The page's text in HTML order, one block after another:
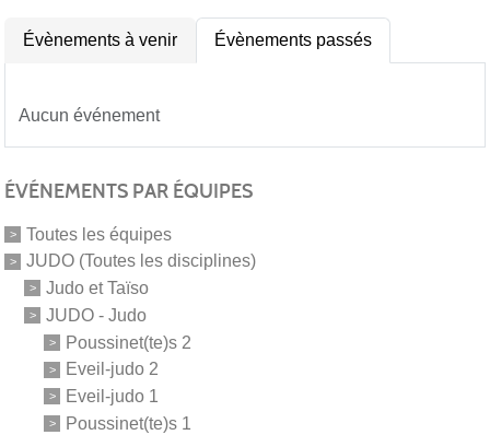
Évènements à venir Évènements passés
Aucun événement
ÉVÉNEMENTS PAR ÉQUIPES
Toutes les équipes
JUDO (Toutes les disciplines)
Judo et Taïso
JUDO - Judo
Poussinet(te)s 2
Eveil-judo 2
Eveil-judo 1
Poussinet(te)s 1